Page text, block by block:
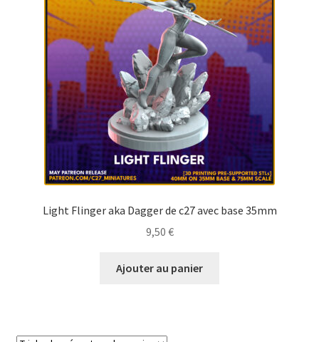
Light Flinger aka Dagger de c27 avec base 35mm
9,50 €
Ajouter au panier